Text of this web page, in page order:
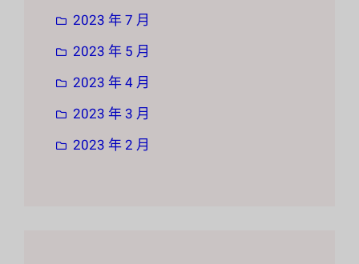
2023 年 7 月
2023 年 5 月
2023 年 4 月
2023 年 3 月
2023 年 2 月